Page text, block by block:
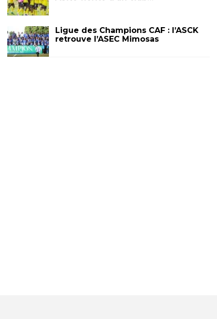
Ligue des Champions CAF : l’ASCK
retrouve l’ASEC Mimosas